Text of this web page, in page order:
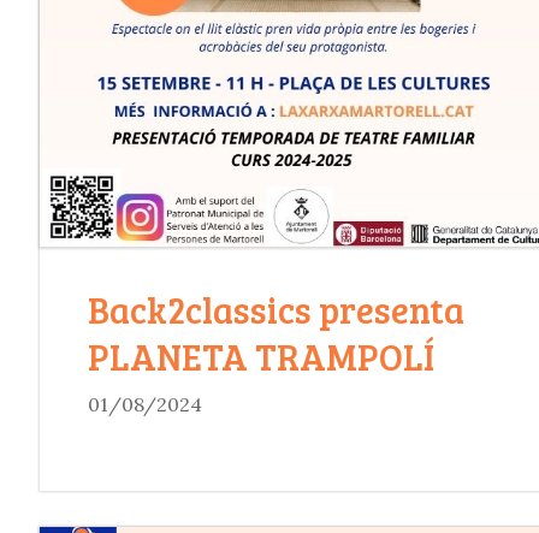
Back2classics presenta
PLANETA TRAMPOLÍ
01/08/2024